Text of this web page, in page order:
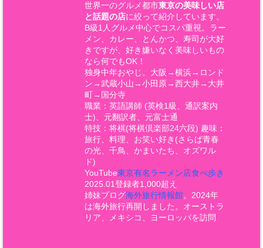
世界一のグルメ都市東京の美味しい店
と話題の店に絞って紹介しています。
B級1人グルメ中心でコスパ重視。ラー
メン、カレー、とんかつ、寿司が大好
きですが、好き嫌いなく美味しいもの
なら何でもOK！
独身中年おやじ。大阪→横浜→ロンド
ン→武蔵小山→小田原→西大井→大井
町→国分寺
職業：英語講師 (英検1級、通訳案内
士)、元翻訳者、元富士通
特技：将棋(将棋倶楽部24六段) 趣味：
旅行、料理、お笑い好き(さらば青春
の光、千鳥、かまいたち、オズワル
ド)
YouTube東京有名ラーメン店食べ歩き
2025.01登録者1,000超え
姉妹ブログ海外旅行情報館。2024年
は海外旅行再開しました。オーストラ
リア、メキシコ、ヨーロッパを訪問